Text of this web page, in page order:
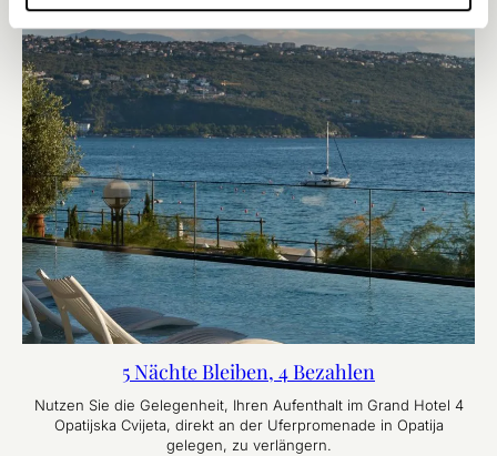
5 Nächte Bleiben, 4 Bezahlen
Nutzen Sie die Gelegenheit, Ihren Aufenthalt im Grand Hotel 4
Opatijska Cvijeta, direkt an der Uferpromenade in Opatija
gelegen, zu verlängern.